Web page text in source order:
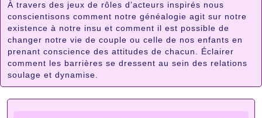
À travers des jeux de rôles d’acteurs inspirés nous
conscientisons comment notre généalogie agit sur notre
existence à notre insu et comment il est possible de
changer notre vie de couple ou celle de nos enfants en
prenant conscience des attitudes de chacun. Éclairer
comment les barrières se dressent au sein des relations
soulage et dynamise.